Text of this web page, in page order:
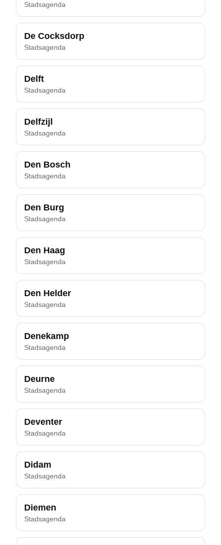
Stadsagenda
De Cocksdorp
Stadsagenda
Delft
Stadsagenda
Delfzijl
Stadsagenda
Den Bosch
Stadsagenda
Den Burg
Stadsagenda
Den Haag
Stadsagenda
Den Helder
Stadsagenda
Denekamp
Stadsagenda
Deurne
Stadsagenda
Deventer
Stadsagenda
Didam
Stadsagenda
Diemen
Stadsagenda